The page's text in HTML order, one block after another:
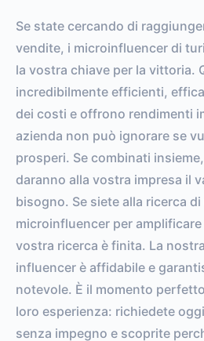
ENGAGEMENT
VS. BENCHMARK
Se state cercando di
vendite, i microinfluencer di
la vostra chiave per la vittoria.
incredibilmente efficienti,
dei costi e offrono rendimenti
azienda non può ignorare se
prosperi. Se combinati
daranno alla vostra impresa il
bisogno. Se siete alla ricerca
microinfluencer per
vostra ricerca è finita. La
influencer è affidabile e
notevole. È il momento
loro esperienza: richiedete
senza impegno e scoprite